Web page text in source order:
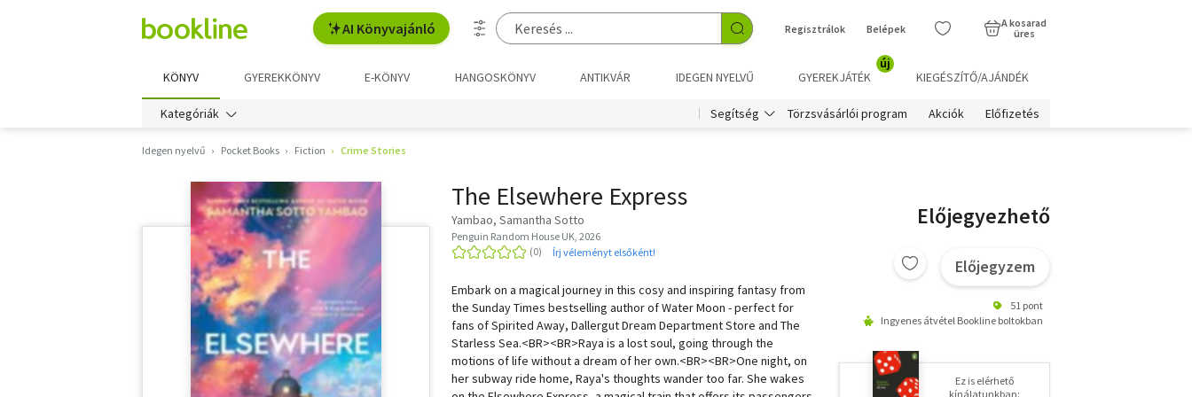
AI Könyvajánló Regisztrálok Belépek
A kosarad
üres
KÖNYV GYEREKKÖNYV E-KÖNYV HANGOSKÖNYV ANTIKVÁR IDEGEN NYELVŰ GYEREKJÁTÉK
új
KIEGÉSZÍTŐ/AJÁNDÉK
Kategóriák Segítség Törzsvásárlói program Akciók Előfizetés
Idegen nyelvű Pocket Books Fiction Crime Stories
The Elsewhere Express
Yambao, Samantha Sotto
Penguin Random House UK, 2026
Írj véleményt elsőként!
Embark on a magical journey in this cosy and inspiring fantasy from
the Sunday Times bestselling author of Water Moon - perfect for
fans of Spirited Away, Dallergut Dream Department Store and The
Starless Sea.<BR><BR>Raya is a lost soul, going through the
motions of life without a dream of her own.<BR><BR>One night, on
her subway ride home, Raya's thoughts wander too far. She wakes
Előjegyezhető
Előjegyzem
51 pont
Ingyenes átvétel Bookline boltokban
Ez is elérhető
kínálatunkban: